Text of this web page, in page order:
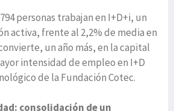
personas trabajan en I+D+i, un
activa, frente al 2,2% de media en
un año más, en la capital
intensidad de empleo en I+D
de la Fundación Cotec.
consolidación de un